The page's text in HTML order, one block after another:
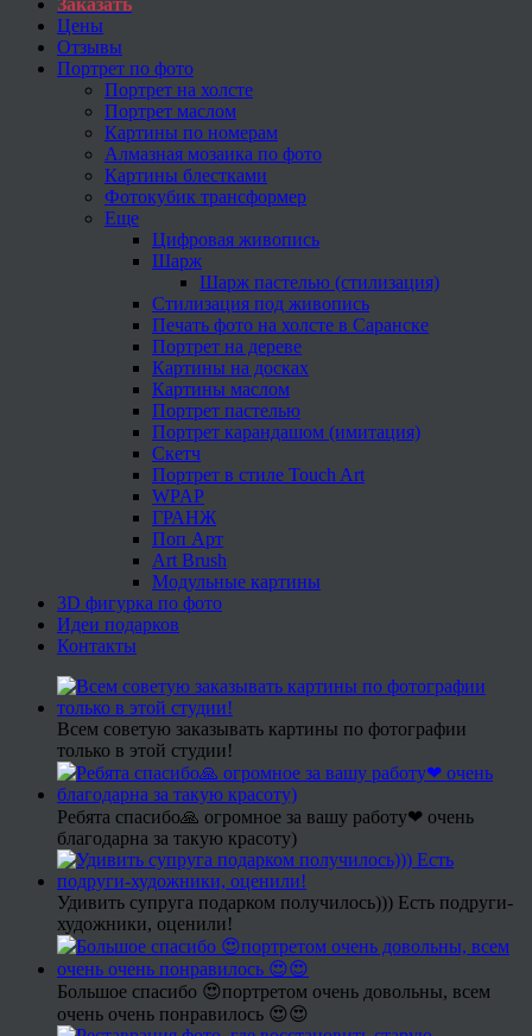
Заказать
Цены
Отзывы
Портрет по фото
Портрет на холсте
Портрет маслом
Картины по номерам
Алмазная мозаика по фото
Картины блестками
Фотокубик трансформер
Еще
Цифровая живопись
Шарж
Шарж пастелью (стилизация)
Стилизация под живопись
Печать фото на холсте в Саранске
Портрет на дереве
Картины на досках
Картины маслом
Портрет пастелью
Портрет карандашом (имитация)
Скетч
Портрет в стиле Touch Art
WPAP
ГРАНЖ
Поп Арт
Art Brush
Модульные картины
3D фигурка по фото
Идеи подарков
Контакты
Всем советую заказывать картины по фотографии
только в этой студии!
Ребята спасибо🙏 огромное за вашу работу❤ очень
благодарна за такую красоту)
Удивить супруга подарком получилось))) Есть подруги-
художники, оценили!
Большое спасибо 😍портретом очень довольны, всем
очень очень понравилось 😍😍